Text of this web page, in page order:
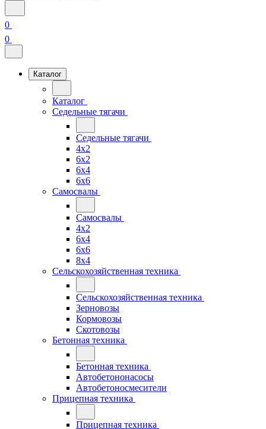
0
0
Каталог
Каталог
Седельные тягачи
Седельные тягачи
4x2
6x2
6x4
6x6
Самосвалы
Самосвалы
4x2
6x4
6x6
8x4
Сельскохозяйственная техника
Сельскохозяйственная техника
Зерновозы
Кормовозы
Скотовозы
Бетонная техника
Бетонная техника
Автобетононасосы
Автобетоносмесители
Прицепная техника
Прицепная техника